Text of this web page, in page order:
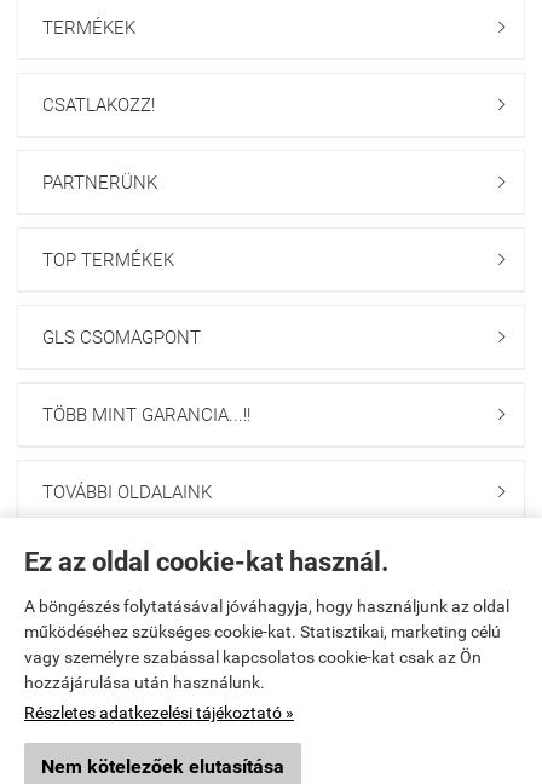
Ez az oldal cookie-kat használ.
A böngészés folytatásával jóváhagyja, hogy használjunk az oldal
működéséhez szükséges cookie-kat. Statisztikai, marketing célú
vagy személyre szabással kapcsolatos cookie-kat csak az Ön
hozzájárulása után használunk.
Részletes adatkezelési tájékoztató »
Nem kötelezőek elutasítása
TERMÉKEK 
CSATLAKOZZ! 
PARTNERÜNK 
TOP TERMÉKEK 
GLS CSOMAGPONT 
TÖBB MINT GARANCIA...!! 
TOVÁBBI OLDALAINK 
Navigáció
Saját fiók
Együttműködés
Üzemeltető
Ajánlott termék